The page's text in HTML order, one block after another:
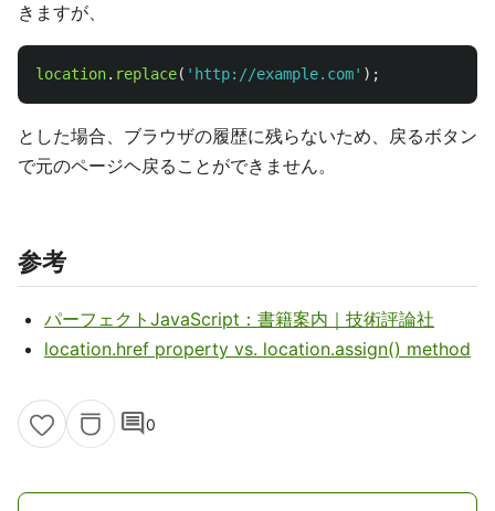
きますが、
location. replace( ' http://example.com' );
とした場合、ブラウザの履歴に残らないため、戻るボタン
で元のページヘ戻ることができません。
参考
パーフェクトJavaScript：書籍案内｜技術評論社
location.href property vs. location.assign() method
comment0